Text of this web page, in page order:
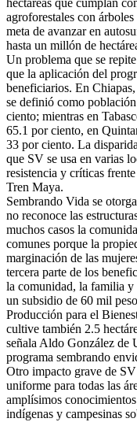
agroforestales con
meta de avanzar en
hasta un millón de
Un problema que se
que la aplicación del
beneficiarios. En
se definió como
ciento; mientras en
65.1 por ciento, en
33 por ciento. La
que SV se usa en varias
resistencia y críticas
Tren Maya.
Sembrando Vida se
no reconoce las
muchos casos la
comunes porque la
marginación de las
tercera parte de los
la comunidad, la familia y
un subsidio de 60 mil
Producción para el
cultive también 2.5
señala Aldo González de
programa sembrando
Otro impacto grave de
uniforme para todas las
amplísimos
indígenas y campesinas